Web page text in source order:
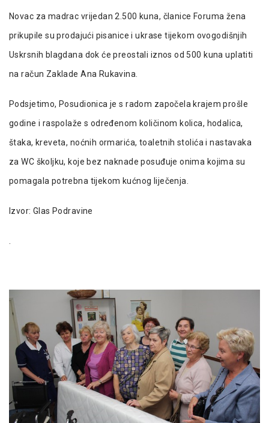
Novac za madrac vrijedan 2.500 kuna, članice Foruma žena
prikupile su prodajući pisanice i ukrase tijekom ovogodišnjih
Uskrsnih blagdana dok će preostali iznos od 500 kuna uplatiti
na račun Zaklade Ana Rukavina.
Podsjetimo, Posudionica je s radom započela krajem prošle
godine i raspolaže s određenom količinom kolica, hodalica,
štaka, kreveta, noćnih ormarića, toaletnih stolića i nastavaka
za WC školjku, koje bez naknade posuđuje onima kojima su
pomagala potrebna tijekom kućnog liječenja.
Izvor: Glas Podravine